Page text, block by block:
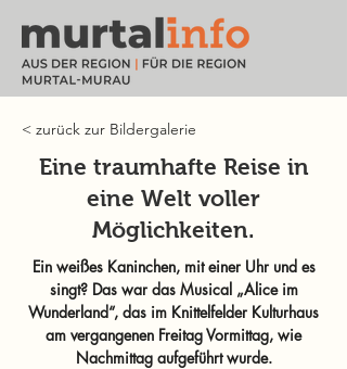
< zurück zur Bildergalerie
Eine traumhafte Reise in
eine Welt voller
Möglichkeiten.
Ein weißes Kaninchen, mit einer Uhr und es
singt? Das war das Musical „Alice im
Wunderland“, das im Knittelfelder Kulturhaus
am vergangenen Freitag Vormittag, wie
Nachmittag aufgeführt wurde.